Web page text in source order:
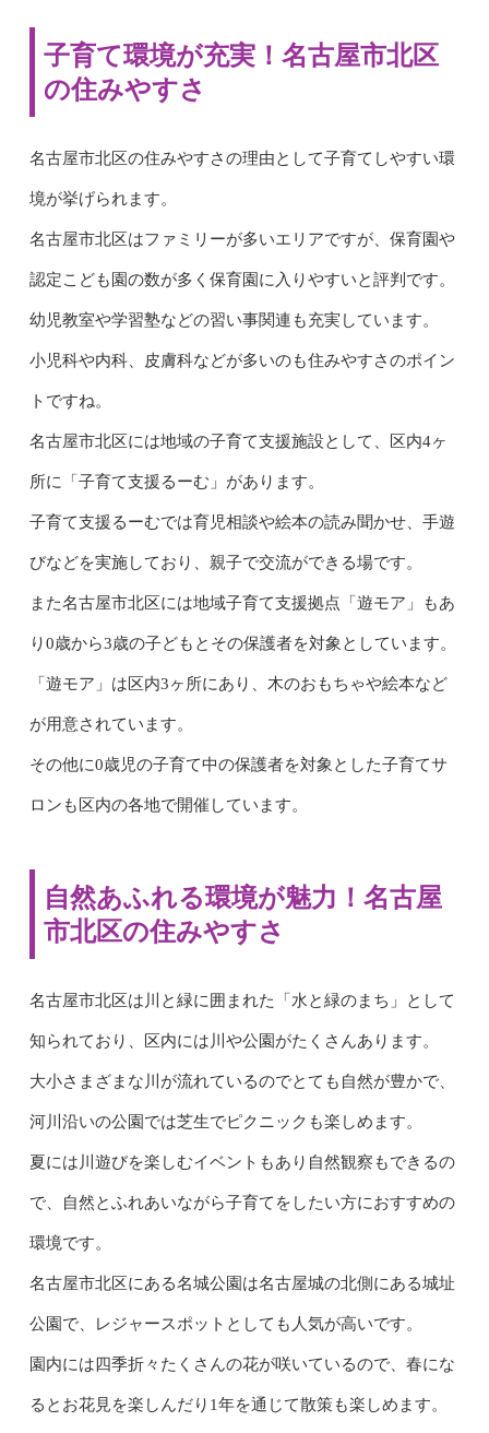
子育て環境が充実！名古屋市北区
の住みやすさ
名古屋市北区の住みやすさの理由として子育てしやすい環
境が挙げられます。
名古屋市北区はファミリーが多いエリアですが、保育園や
認定こども園の数が多く保育園に入りやすいと評判です。
幼児教室や学習塾などの習い事関連も充実しています。
小児科や内科、皮膚科などが多いのも住みやすさのポイン
トですね。
名古屋市北区には地域の子育て支援施設として、区内4ヶ
所に「子育て支援るーむ」があります。
子育て支援るーむでは育児相談や絵本の読み聞かせ、手遊
びなどを実施しており、親子で交流ができる場です。
また名古屋市北区には地域子育て支援拠点「遊モア」もあ
り0歳から3歳の子どもとその保護者を対象としています。
「遊モア」は区内3ヶ所にあり、木のおもちゃや絵本など
が用意されています。
その他に0歳児の子育て中の保護者を対象とした子育てサ
ロンも区内の各地で開催しています。
自然あふれる環境が魅力！名古屋
市北区の住みやすさ
名古屋市北区は川と緑に囲まれた「水と緑のまち」として
知られており、区内には川や公園がたくさんあります。
大小さまざまな川が流れているのでとても自然が豊かで、
河川沿いの公園では芝生でピクニックも楽しめます。
夏には川遊びを楽しむイベントもあり自然観察もできるの
で、自然とふれあいながら子育てをしたい方におすすめの
環境です。
名古屋市北区にある名城公園は名古屋城の北側にある城址
公園で、レジャースポットとしても人気が高いです。
園内には四季折々たくさんの花が咲いているので、春にな
るとお花見を楽しんだり1年を通じて散策も楽しめます。